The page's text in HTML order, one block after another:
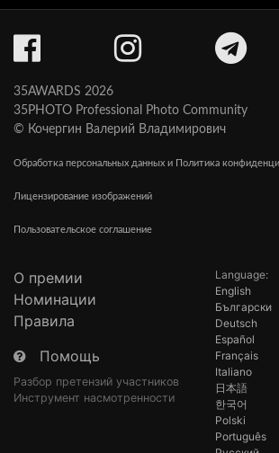
35AWARDS 2026
35PHOTO Professional Photo Community
© Кочергин Валерий Владимирович
Обработка персональных данных и Политика
Лицензирование изображений
Пользовательское соглашение
О премии
Номинации
Правила
Помощь
Разбор претензий участников
Инструмент насмотренности
Language:
English
Български
Deutsch
Español
Français
Italiano
日本語
한국어
Polski
Português